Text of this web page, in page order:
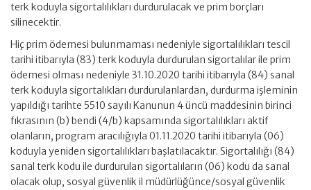
terk koduyla sigortalılıkları durdurulacak ve prim borçları
silinecektir.
Hiç prim ödemesi bulunmaması nedeniyle sigortalılıkları tescil
tarihi itibarıyla (83) terk koduyla durdurulan sigortalılar ile prim
ödemesi olması nedeniyle 31.10.2020 tarihi itibarıyla (84) sanal
terk koduyla sigortalıkları durdurulanlardan, durdurma işleminin
yapıldığı tarihte 5510 sayılı Kanunun 4 üncü maddesinin birinci
fıkrasının (b) bendi (4/b) kapsamında sigortalılıkları aktif
olanların, program aracılığıyla 01.11.2020 tarihi itibarıyla (06)
koduyla yeniden sigortalılıkları başlatılacaktır. Sigortalılığı (84)
sanal terk kodu ile durdurulan sigortalıların (06) kodu da sanal
olacak olup, sosyal güvenlik il müdürlüğünce/sosyal güvenlik